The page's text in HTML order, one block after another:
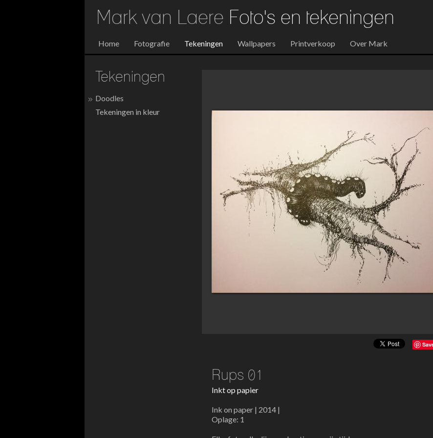
Mark van Laere Foto's en tekeningen
Home Fotografie Tekeningen Wallpapers Printverkoop Over Mark
Tekeningen
Doodles
Tekeningen in kleur
Rups 01
Inkt op papier
Ink on paper | 2014 |
Oplage: 1